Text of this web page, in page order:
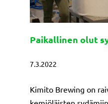
Paikallinen olut
7.3.2022
Kimito Brewing on